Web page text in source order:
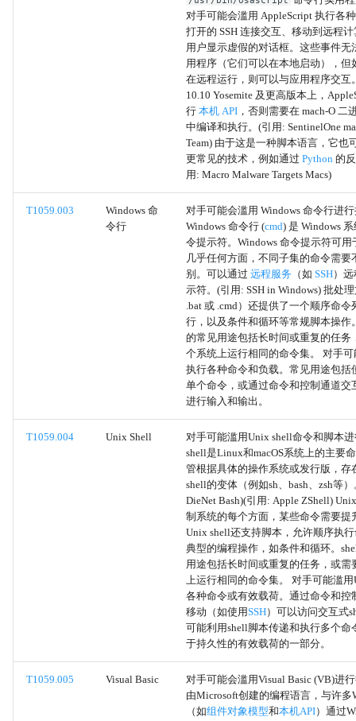
对手可能会滥用 AppleScript 执行各
打开的 SSH 连接交互、移动到远程
用户显示虚假的对话框。这些事件无
用程序（它们可以在本地启动），但
在远程运行，则可以与应用程序交互
10.10 Yosemite 及更高版本上，
行 本机 API ，否则需要在 mach-O 二
中编译和执行。(引用: SentinelOne
Team) 由于这是一种脚本语言，它也
更常见的技术，例如通过 Python 的
用: Macro Malware Targets Macs)
T1059.003
Windows 命
令行
对手可能会滥用 Windows 命令行进
Windows 命令行 (cmd) 是 Windows
令提示符。Windows 命令提示符可用
几乎任何方面，不同子集的命令需要
别。可以通过 远程服务 （如 SSH）
示符。(引用: SSH in Windows) 批处
.bat 或 .cmd）还提供了一个顺序命令
行，以及条件和循环等常规脚本操作
的常见用途包括长时间或重复的任务
个系统上运行相同的命令集。 对手
执行各种命令和负载。常见用途包括
单个命令，或通过命令和控制通道交
进行输入和输出。
T1059.004 Unix Shell
对手可能滥用Unix shell命令和脚本
shell是Linux和macOS系统上的主要
管根据具体的操作系统或发行版，存
shell的变体（例如sh、bash、zsh等
DieNet Bash)(引用: Apple ZShell)
制系统的每个方面，某些命令需要提
Unix shell还支持脚本，允许顺序执
典型的编程操作，如条件和循环。
用途包括长时间或重复的任务，或需
上运行相同的命令集。 对手可能滥
各种命令或有效载荷。通过命令和控
移动（如使用SSH）可以访问交互式
可能利用shell脚本传递和执行多个命
于持久性的有效载荷的一部分。
T1059.005 Visual Basic
对手可能会滥用Visual Basic (VB)进
由Microsoft创建的编程语言，与许多
（如组件对象模型和本机API）通过